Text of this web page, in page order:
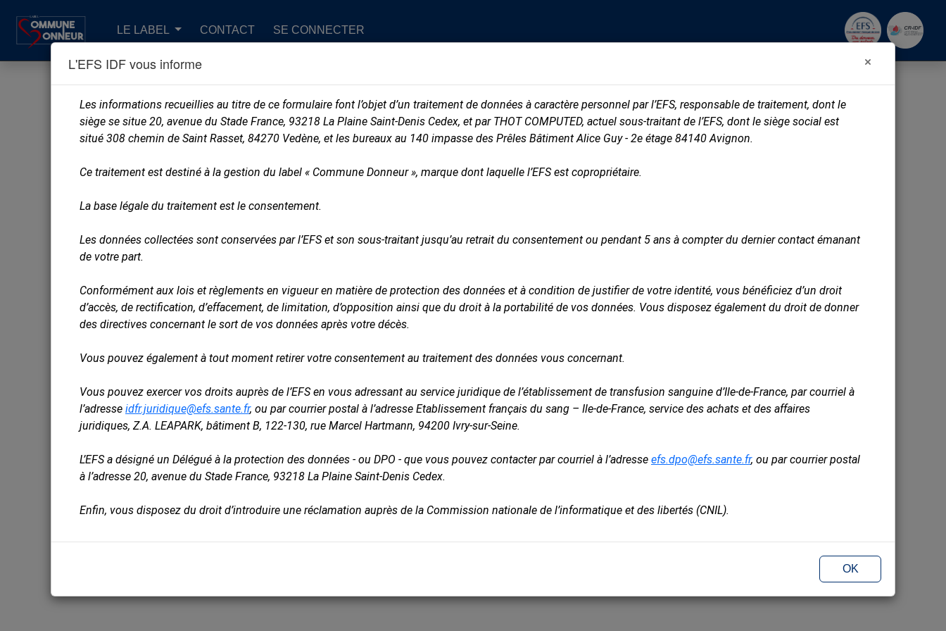
LE LABEL CONTACT SE CONNECTER
Identifiant
Lancer la procédure de changement de mot de passe
L'EFS IDF vous informe
Les informations recueillies au titre de ce formulaire font l’objet d’un traitement de données à caractère personnel par l’EFS, responsable de traitement, dont le
siège se situe 20, avenue du Stade France, 93218 La Plaine Saint-Denis Cedex, et par THOT COMPUTED, actuel sous-traitant de l’EFS, dont le siège social est
situé 308 chemin de Saint Rasset, 84270 Vedène, et les bureaux au 140 impasse des Prêles Bâtiment Alice Guy - 2e étage 84140 Avignon.
Ce traitement est destiné à la gestion du label « Commune Donneur », marque dont laquelle l’EFS est copropriétaire.
La base légale du traitement est le consentement.
Les données collectées sont conservées par l’EFS et son sous-traitant jusqu’au retrait du consentement ou pendant 5 ans à compter du dernier contact émanant
de votre part.
Conformément aux lois et règlements en vigueur en matière de protection des données et à condition de justifier de votre identité, vous bénéficiez d’un droit
d’accès, de rectification, d’effacement, de limitation, d’opposition ainsi que du droit à la portabilité de vos données. Vous disposez également du droit de donner
des directives concernant le sort de vos données après votre décès.
Vous pouvez également à tout moment retirer votre consentement au traitement des données vous concernant.
Vous pouvez exercer vos droits auprès de l’EFS en vous adressant au service juridique de l’établissement de transfusion sanguine d’Ile-de-France, par courriel à
l’adresse idfr.juridique@efs.sante.fr, ou par courrier postal à l’adresse Etablissement français du sang – Ile-de-France, service des achats et des affaires
juridiques, Z.A. LEAPARK, bâtiment B, 122-130, rue Marcel Hartmann, 94200 Ivry-sur-Seine.
L’EFS a désigné un Délégué à la protection des données - ou DPO - que vous pouvez contacter par courriel à l’adresse efs.dpo@efs.sante.fr, ou par courrier postal
à l’adresse 20, avenue du Stade France, 93218 La Plaine Saint-Denis Cedex.
Enfin, vous disposez du droit d’introduire une réclamation auprès de la Commission nationale de l’informatique et des libertés (CNIL).
OK